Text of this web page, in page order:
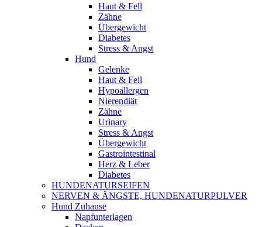
Haut & Fell
Zähne
Übergewicht
Diabetes
Stress & Angst
Hund
Gelenke
Haut & Fell
Hypoallergen
Nierendiät
Zähne
Urinary
Stress & Angst
Übergewicht
Gastrointestinal
Herz & Leber
Diabetes
HUNDENATURSEIFEN
NERVEN & ÄNGSTE, HUNDENATURPULVER
Hund Zuhause
Napfunterlagen